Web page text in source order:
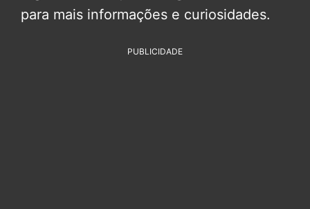
para mais informações e curiosidades.
PUBLICIDADE